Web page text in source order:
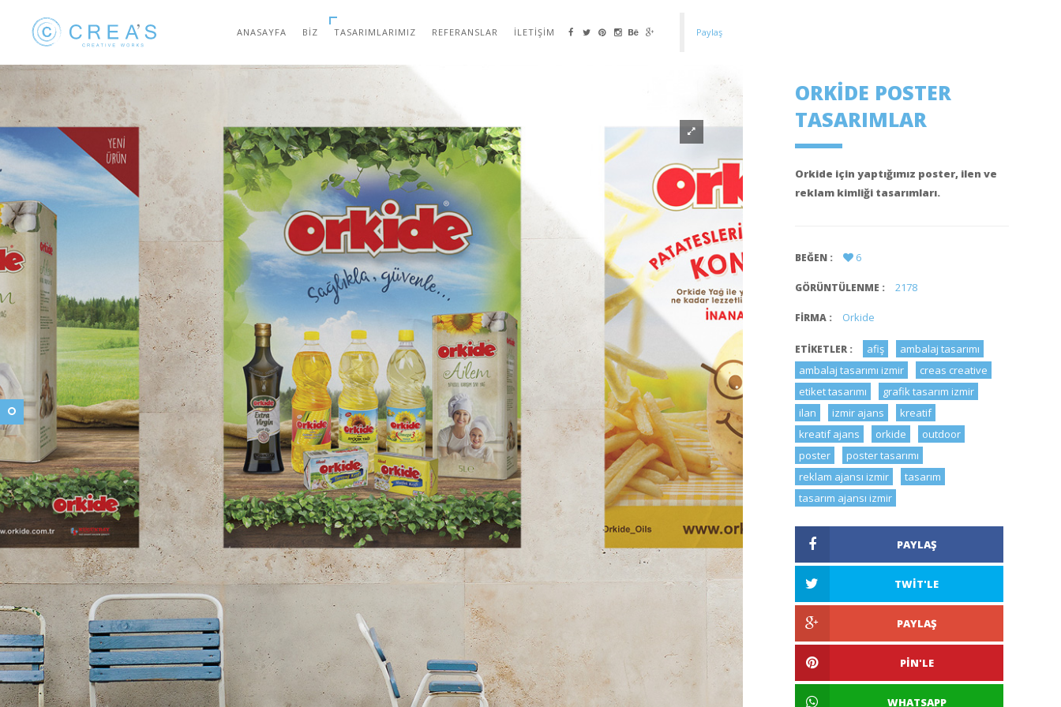
ANASAYFA BIZ TASARIMLARIMIZ REFERANSLAR İLETIŞIM Paylaş
ORKIDE POSTER
TASARIMLAR
Orkide için yaptığımız poster, ilen ve
reklam kimliği tasarımları.
BEĞEN : 6
GÖRÜNTÜLENME : 2178
FIRMA : Orkide
ETIKETLER : afiş
ambalaj tasarımı
ambalaj tasarımı izmir
creas creative
etiket tasarımı
grafik tasarım izmir
ilan
izmir ajans
kreatif
kreatif ajans
orkide
outdoor
poster
poster tasarımı
reklam ajansı izmir
tasarım
tasarım ajansı izmir
PAYLAŞ
TWIT'LE
PAYLAŞ
PIN'LE
WHATSAPP